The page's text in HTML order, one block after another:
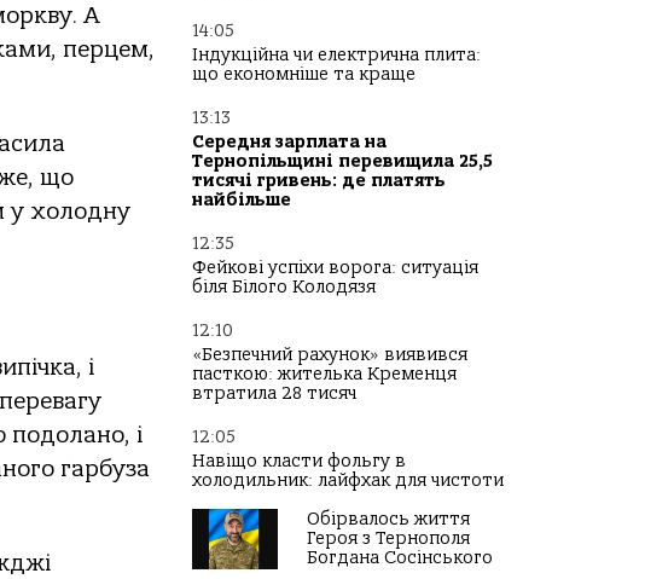
А
перцем,
що
у холодну
і
подолано, і
гарбуза
14:05
Індукційна чи електрична плита:
що економніше та краще
13:13
Середня зарплата на
Тернопільщині перевищила 25,5
тисячі гривень: де платять
найбільше
12:35
Фейкові успіхи ворога: ситуація
біля Білого Колодязя
12:10
«Безпечний рахунок» виявився
пасткою: жителька Кременця
втратила 28 тисяч
12:05
Навіщо класти фольгу в
холодильник: лайфхак для чистоти
Обірвалось життя
Героя з Тернополя
Богдана Сосінського